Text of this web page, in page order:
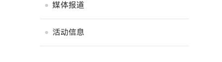
媒体报道
活动信息